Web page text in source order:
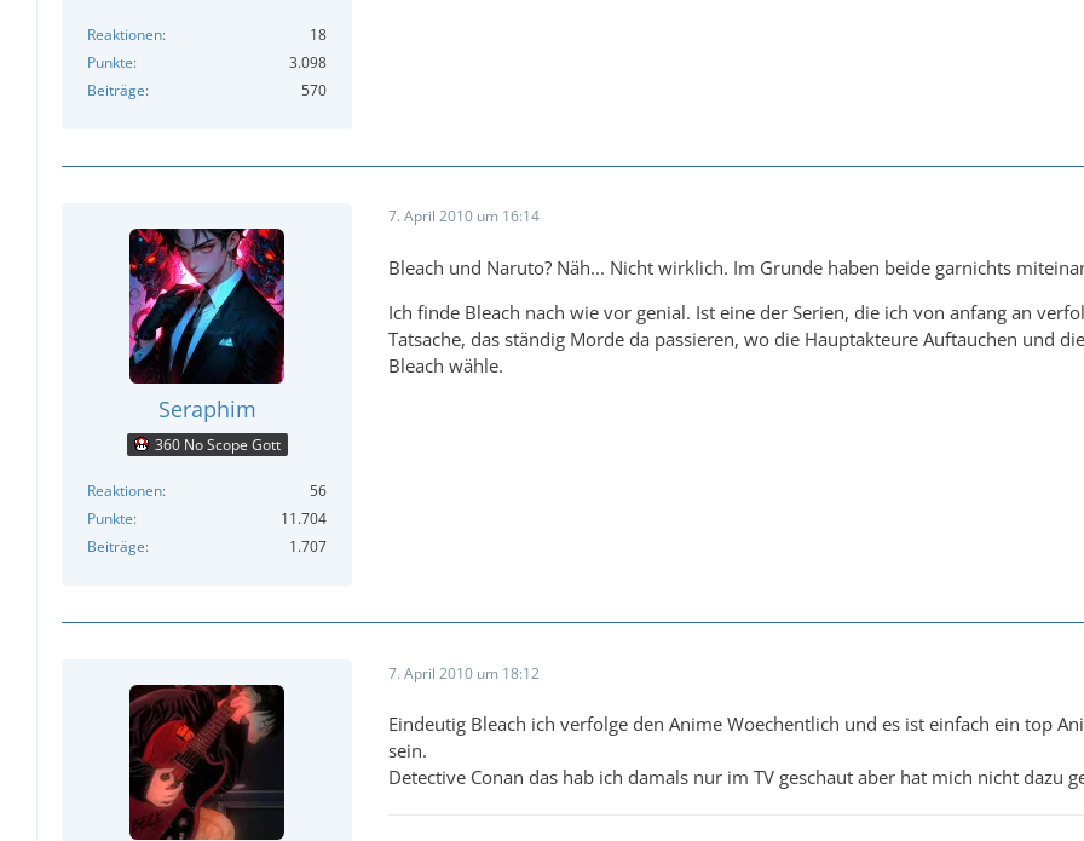
Reaktionen
18
Punkte
3.098
Beiträge
570
Seraphim
360 No Scope Gott
Reaktionen
56
Punkte
11.704
Beiträge
1.707
7. April 2010 um 16:14
Bleach und Naruto? Näh... Nicht wirklich. Im Grunde haben beide garnichts
Ich finde Bleach nach wie vor genial. Ist eine der Serien, die ich von anfang an
Tatsache, das ständig Morde da passieren, wo die Hauptakteure Auftauchen und
Bleach wähle.
7. April 2010 um 18:12
Eindeutig Bleach ich verfolge den Anime Woechentlich und es ist einfach ein top
sein.
Detective Conan das hab ich damals nur im TV geschaut aber hat mich nicht dazu